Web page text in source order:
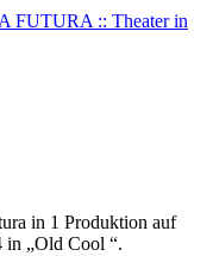
FUTURA :: Theater in
in 1 Produktion auf
in „Old Cool “.